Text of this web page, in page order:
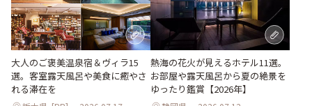
大人のご褒美温泉宿＆ヴィラ15
選。客室露天風呂や美食に癒やさ
れる滞在を
熱海の花火が見えるホテル11選。
お部屋や露天風呂から夏の絶景を
ゆったり鑑賞【2026年】